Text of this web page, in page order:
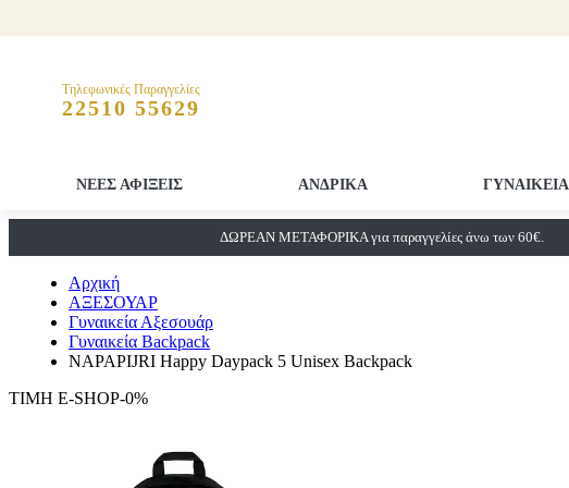
Τηλεφωνικές Παραγγελίες
22510 55629
ΝΕΕΣ ΑΦΙΞΕΙΣ ΑΝΔΡΙΚΑ ΓΥΝΑΙΚΕΙΑ
ΔΩΡΕΑΝ ΜΕΤΑΦΟΡΙΚΑ για παραγγελίες άνω των 60€.
Αρχική
ΑΞΕΣΟΥΑΡ
Γυναικεία Αξεσουάρ
Γυναικεία Backpack
NAPAPIJRI Happy Daypack 5 Unisex Backpack
ΤΙΜΗ E-SHOP-0%